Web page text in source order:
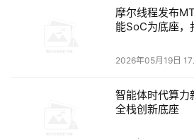
摩尔线程发布
能SoC为底座，
2026年05月19日
智能体时代算力
全栈创新底座